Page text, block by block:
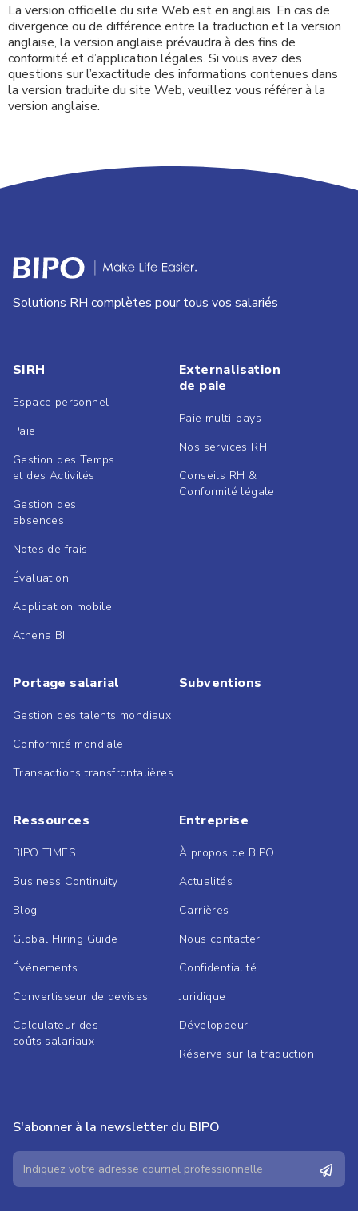
La version officielle du site Web est en anglais. En cas de
divergence ou de différence entre la traduction et la version
anglaise, la version anglaise prévaudra à des fins de
conformité et d’application légales. Si vous avez des
questions sur l’exactitude des informations contenues dans
la version traduite du site Web, veuillez vous référer à la
version anglaise.
Solutions RH complètes pour tous vos salariés
SIRH
Espace personnel
Paie
Gestion des Temps
et des Activités
Gestion des
absences
Notes de frais
Évaluation
Application mobile
Athena BI
Externalisation
de paie
Paie multi-pays
Nos services RH
Conseils RH &
Conformité légale
Portage salarial
Gestion des talents mondiaux
Conformité mondiale
Transactions transfrontalières
Subventions
Ressources
BIPO TIMES
Business Continuity
Blog
Global Hiring Guide
Événements
Convertisseur de devises
Calculateur des
coûts salariaux
Entreprise
À propos de BIPO
Actualités
Carrières
Nous contacter
Confidentialité
Juridique
Développeur
Réserve sur la traduction
S'abonner à la newsletter du BIPO